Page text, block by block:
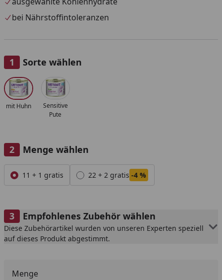
bei Nährstoffintoleranzen
Sorte wählen
Alle anzeigen (2)
mit Huhn
Sensitive
Pute
Menge wählen
Alle anzeigen (2)
11 + 1 gratis 22 + 2 gratis -4 %
Empfohlenes Zubehör wählen
Diese Zubehörartikel wurden von unseren Experten speziell
auf dieses Produkt abgestimmt.
Menge